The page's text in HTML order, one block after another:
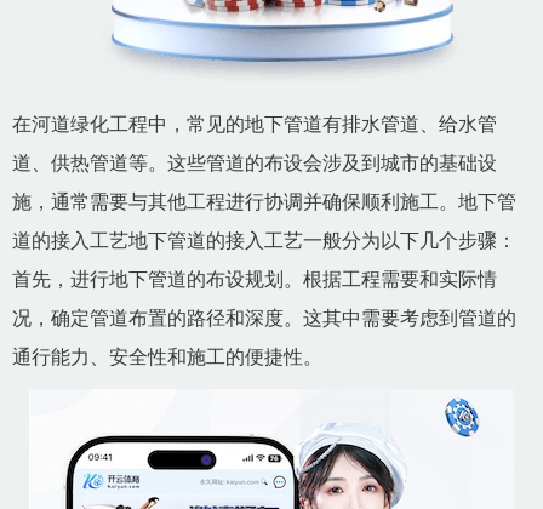
在河道绿化工程中，常见的地下管道有排水管道、给水管
道、供热管道等。这些管道的布设会涉及到城市的基础设
施，通常需要与其他工程进行协调并确保顺利施工。地下管
道的接入工艺地下管道的接入工艺一般分为以下几个步骤：
首先，进行地下管道的布设规划。根据工程需要和实际情
况，确定管道布置的路径和深度。这其中需要考虑到管道的
通行能力、安全性和施工的便捷性。